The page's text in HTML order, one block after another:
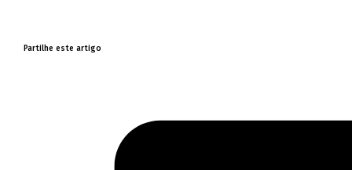
Partilhe este artigo